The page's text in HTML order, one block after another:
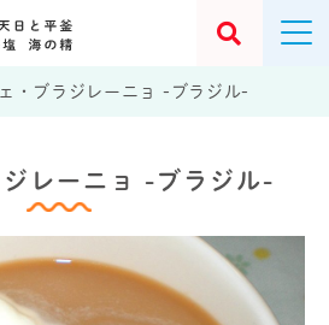
・ブラジレーニョ -ブラジル-
レーニョ -ブラジル-